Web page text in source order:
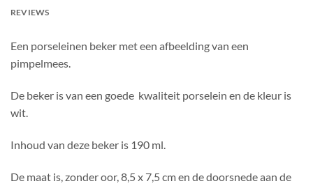
REVIEWS
Een porseleinen beker met een afbeelding van een
pimpelmees.
De beker is van een goede kwaliteit porselein en de kleur is
wit.
Inhoud van deze beker is 190 ml.
De maat is, zonder oor, 8,5 x 7,5 cm en de doorsnede aan de